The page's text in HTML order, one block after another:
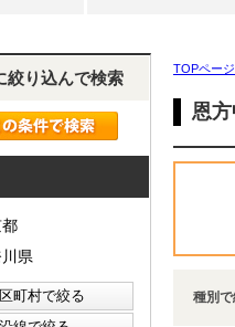
TOPページ
恩
種別
絞り込んで検索
県